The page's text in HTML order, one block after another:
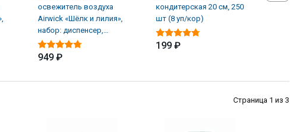
освежитель воздуха
Airwick «Шёлк и лилия»,
набор: диспенсер,
батарейки, баллон (4 шт/
949 ₽
кондитерская 20 см, 250
шт (8 уп/кор)
199 ₽
Страница 1 из 3